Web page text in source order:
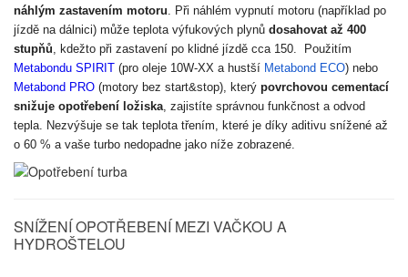
náhlým zastavením motoru. Při náhlém vypnutí motoru (například po
jízdě na dálnici) může teplota výfukových plynů dosahovat až 400
stupňů, kdežto při zastavení po klidné jízdě cca 150.
Použitím
Metabondu SPIRIT (pro oleje 10W-XX a hustší Metabond ECO) nebo
Metabond PRO (motory bez start&stop), který povrchovou cementací
snižuje opotřebení ložiska, zajistíte správnou funkčnost a odvod
tepla. Nezvýšuje se tak teplota třením, které je díky aditivu snížené až
o 60 % a vaše turbo nedopadne jako níže zobrazené.
SNÍŽENÍ OPOTŘEBENÍ MEZI VAČKOU A
HYDROŠTELOU